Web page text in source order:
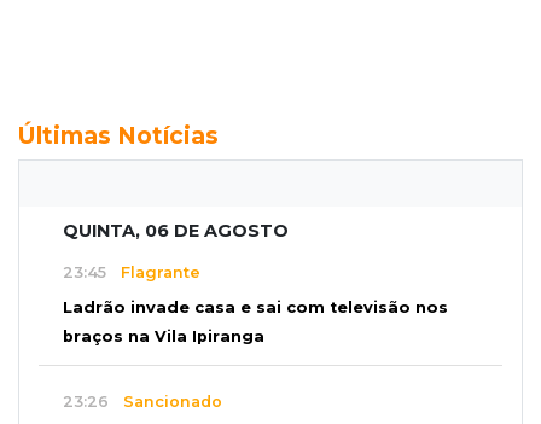
Últimas Notícias
QUINTA, 06 DE AGOSTO
23:45 Flagrante
Ladrão invade casa e sai com televisão nos
braços na Vila Ipiranga
23:26 Sancionado